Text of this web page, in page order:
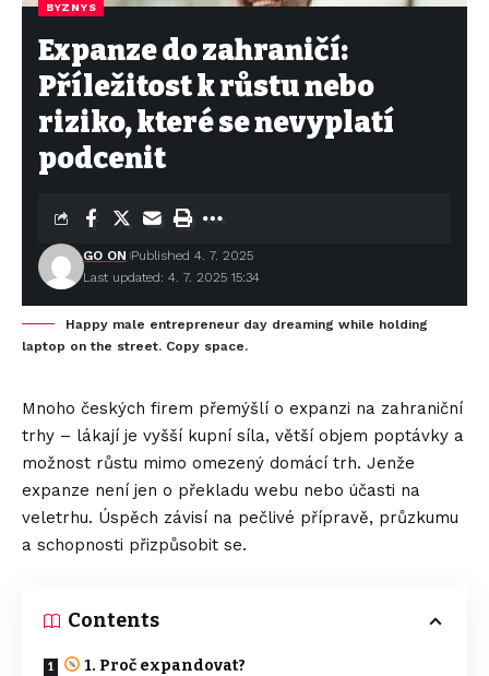
BYZNYS
Expanze do zahraničí:
Příležitost k růstu nebo
riziko, které se nevyplatí
podcenit
Last updated: 4. 7. 2025 15:34
GO ON Published 4. 7. 2025
Happy male entrepreneur day dreaming while holding
laptop on the street. Copy space.
Mnoho českých firem přemýšlí o expanzi na zahraniční
trhy – lákají je vyšší kupní síla, větší objem poptávky a
možnost růstu mimo omezený domácí trh. Jenže
expanze není jen o překladu webu nebo účasti na
veletrhu. Úspěch závisí na pečlivé přípravě, průzkumu
a schopnosti přizpůsobit se.
Contents
1. Proč expandovat?